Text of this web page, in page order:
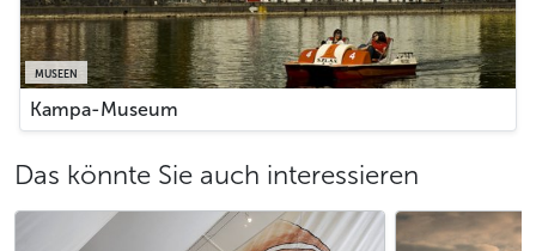
MUSEEN
Kampa-Museum
Das könnte Sie auch interessieren